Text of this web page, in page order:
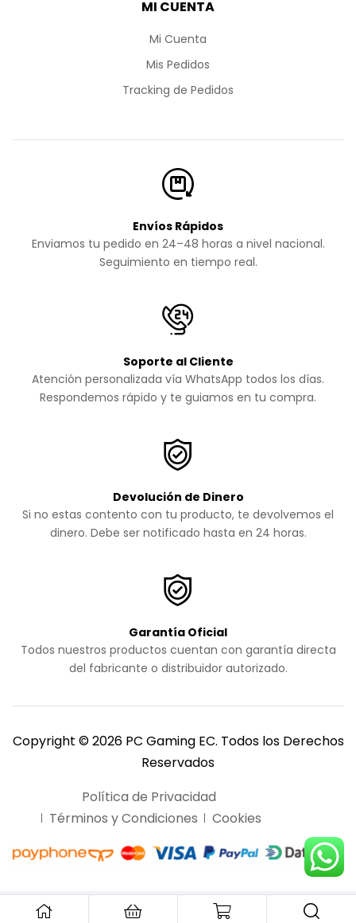
MI CUENTA
Mi Cuenta
Mis Pedidos
Tracking de Pedidos
Envíos Rápidos
Enviamos tu pedido en 24–48 horas a nivel nacional.
Seguimiento en tiempo real.
Soporte al Cliente
Atención personalizada vía WhatsApp todos los días.
Respondemos rápido y te guiamos en tu compra.
Devolución de Dinero
Si no estas contento con tu producto, te devolvemos el
dinero. Debe ser notificado hasta en 24 horas.
Garantía Oficial
Todos nuestros productos cuentan con garantía directa
del fabricante o distribuidor autorizado.
Copyright © 2026 PC Gaming EC. Todos los Derechos
Reservados
Política de Privacidad
Términos y Condiciones
Cookies